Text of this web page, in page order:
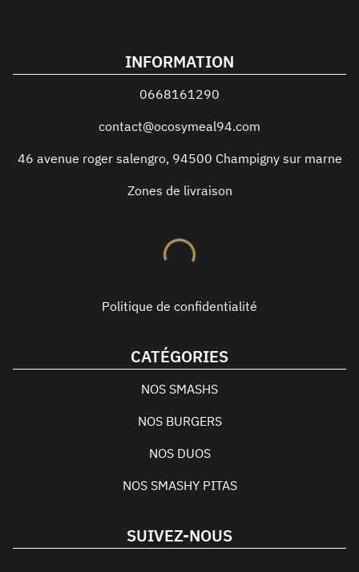
INFORMATION
0668161290
contact@ocosymeal94.com
46 avenue roger salengro, 94500 Champigny sur marne
Zones de livraison
Politique de confidentialité
CATÉGORIES
NOS SMASHS
NOS BURGERS
NOS DUOS
NOS SMASHY PITAS
SUIVEZ-NOUS